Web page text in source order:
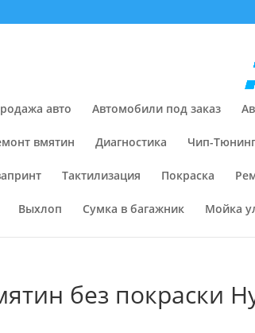
авто Автомобили под заказ
вмятин Диагностика Чип-Тюнинг
Тактилизация Покраска
Выхлоп Сумка в багажник Мойка
без покраски